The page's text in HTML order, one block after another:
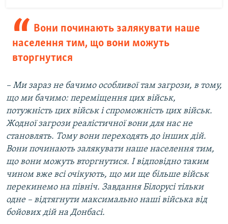
Вони починають залякувати наше
населення тим, що вони можуть
вторгнутися
– Ми зараз не бачимо особливої там загрози, в тому,
що ми бачимо: переміщення цих військ,
потужність цих військ і спроможність цих військ.
Жодної загрози реалістичної вони для нас не
становлять. Тому вони переходять до інших дій.
Вони починають залякувати наше населення тим,
що вони можуть вторгнутися. І відповідно таким
чином вже всі очікують, що ми ще більше військ
перекинемо на північ. Завдання Білорусі тільки
одне – відтягнути максимально наші війська від
бойових дій на Донбасі.